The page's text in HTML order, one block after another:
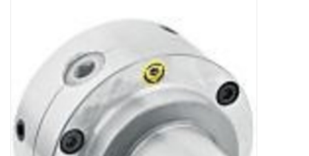
| Alles om te Meten |
Alles om te Boren |
Alles om te Frezen |